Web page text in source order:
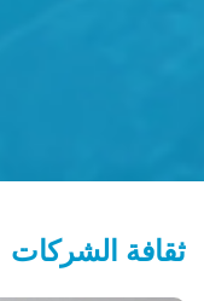
ثقافة الشركات